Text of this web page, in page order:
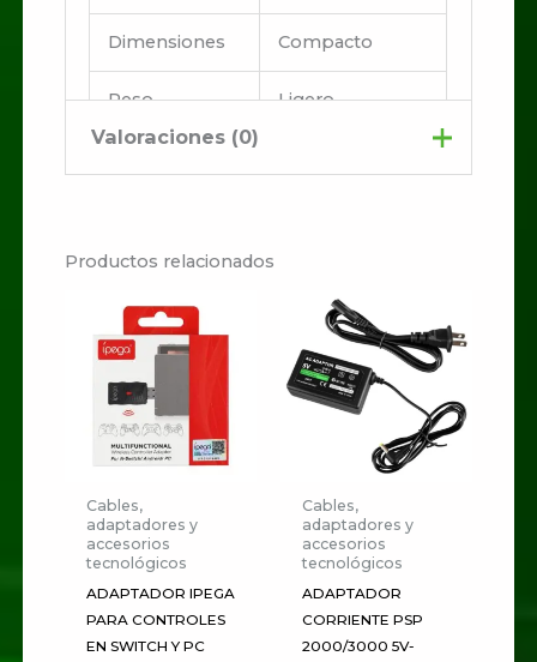
Dimensiones Compacto
Peso Ligero
Valoraciones (0)
Sé el primero en valorar
“CONVERTIDOR TIPO C
A MINI DISPLAY PORT”
Tu dirección de correo
electrónico no será publicada.
Los campos obligatorios están
marcados con
Tu
puntuación
Tu valoración
Productos relacionados
Cables,
adaptadores y
accesorios
tecnológicos
ADAPTADOR IPEGA
PARA CONTROLES
EN SWITCH Y PC
Cables,
adaptadores y
accesorios
tecnológicos
ADAPTADOR
CORRIENTE PSP
2000/3000 5V-